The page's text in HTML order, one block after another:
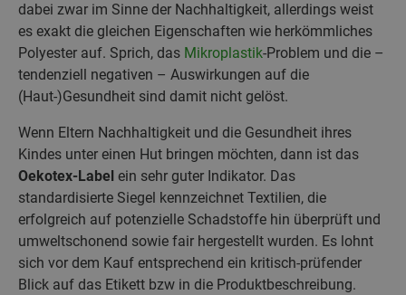
dabei zwar im Sinne der Nachhaltigkeit, allerdings weist
es exakt die gleichen Eigenschaften wie herkömmliches
Polyester auf. Sprich, das Mikroplastik-Problem und die –
tendenziell negativen – Auswirkungen auf die
(Haut-)Gesundheit sind damit nicht gelöst.
Wenn Eltern Nachhaltigkeit und die Gesundheit ihres
Kindes unter einen Hut bringen möchten, dann ist das
Oekotex-Label ein sehr guter Indikator. Das
standardisierte Siegel kennzeichnet Textilien, die
erfolgreich auf potenzielle Schadstoffe hin überprüft und
umweltschonend sowie fair hergestellt wurden. Es lohnt
sich vor dem Kauf entsprechend ein kritisch-prüfender
Blick auf das Etikett bzw in die Produktbeschreibung.